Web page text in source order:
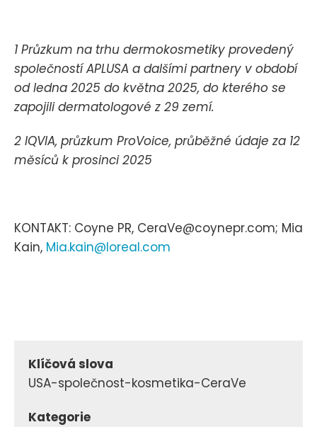
1 Průzkum na trhu dermokosmetiky provedený
společností APLUSA a dalšími partnery v období
od ledna 2025 do května 2025, do kterého se
zapojili dermatologové z 29 zemí.
2 IQVIA, průzkum ProVoice, průběžné údaje za 12
měsíců k prosinci 2025
KONTAKT: Coyne PR, CeraVe@coynepr.com; Mia
Kain, Mia.kain@loreal.com
Klíčová slova
USA-společnost-kosmetika-CeraVe
Kategorie